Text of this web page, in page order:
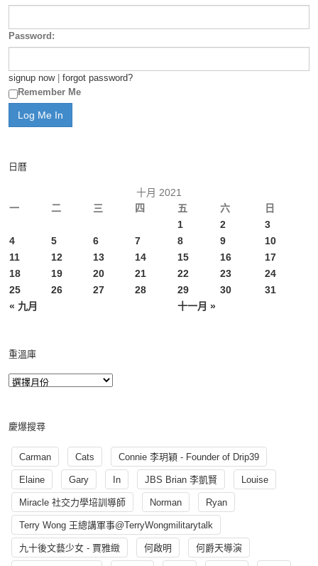
Password:
signup now| forgot password?
Remember Me
日曆
十月 2021
一
二 三 四 五 六 日
« 九月 十一月 »
1 2
3
4
5 6 7 8 9
10
11
12 13 14 15 16
17
18
19 20 21 22 23
24
25
26 27 28 29 30 31
重溫庫
慶爆搜尋
Carman Cats Connie 李玥穎 - Founder of Drip39
Elaine Gary In JBS Brian 李凱賢 Louise
Miracle 社交力學培訓導師 Norman Ryan
Terry Wong 王總講軍事@TerryWongmilitarytalk
九十後文藝少女 - 賈雅緻 何啟明 何爵天導演